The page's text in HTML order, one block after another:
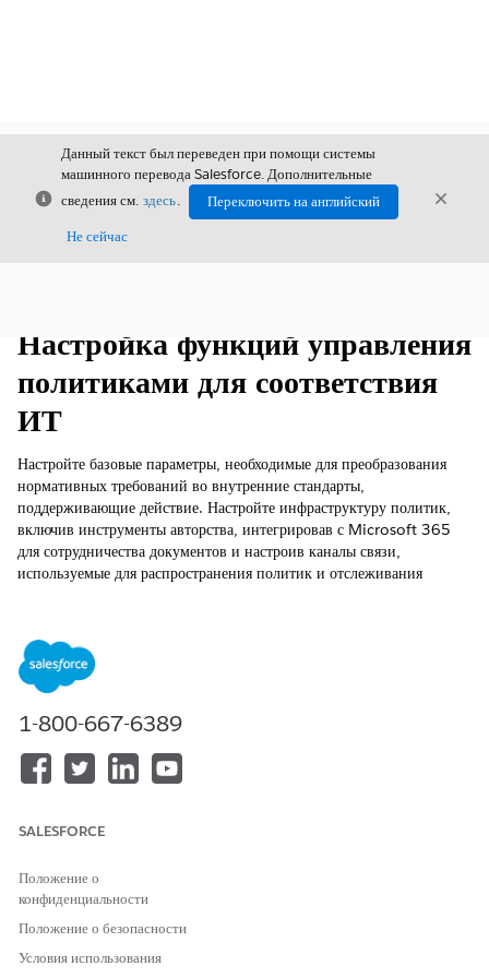
Закрыть
Данный текст был переведен при помощи системы
машинного перевода Salesforce. Дополнительные
сведения см. здесь.
Переключить на английский
Не сейчас
Настройка функций управления
политиками для соответствия
ИТ
Настройте базовые параметры, необходимые для преобразования
нормативных требований во внутренние стандарты,
поддерживающие действие. Настройте инфраструктуру политик,
включив инструменты авторства, интегрировав с Microsoft 365
для сотрудничества документов и настроив каналы связи,
используемые для распространения политик и отслеживания
Доступно в версиях: Lightning Experience
Доступно в версиях:Enterprise
Настройка управления политиками для соответствия ИТ
жизненным циклом полиса от составления до публикации.
искусственным интеллектом и автоматическим управлением
жизненным циклом.
Настройка управления политиками посредством Microsoft
365 для соответствия ИТ
1-800-667-6389
SALESFORCE
Положение о
конфиденциальности
Положение о безопасности
Условия использования